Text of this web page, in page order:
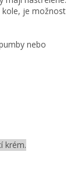
kole, je možnost
nebo
krém.